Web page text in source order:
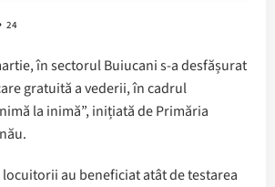
24
în sectorul Buiucani s-a desfășurat
gratuită a vederii, în cadrul
la inimă”, inițiată de Primăria
au beneficiat atât de testarea